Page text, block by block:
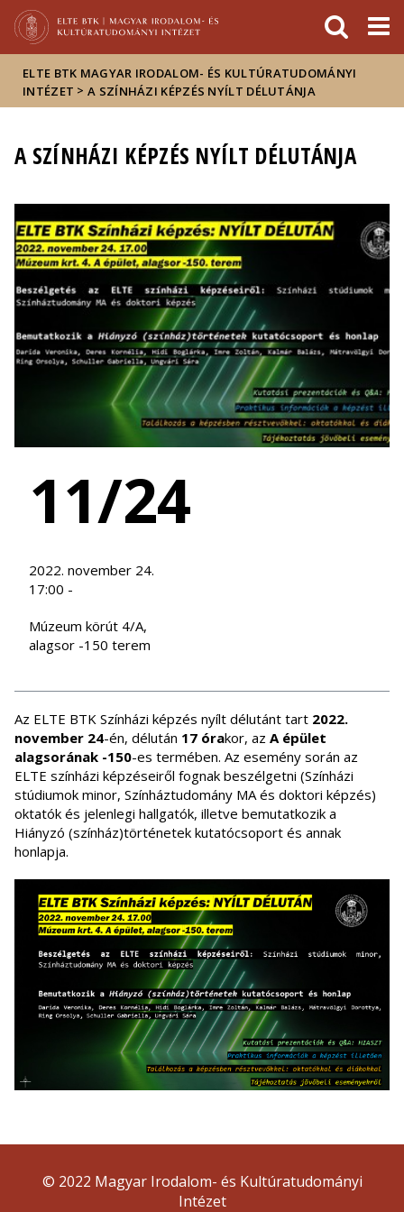
Hírek
Események
ELTE a
sajtóban
ELTE BTK MAGYAR IRODALOM- ÉS KULTÚRATUDOMÁNYI
INTÉZET > A SZÍNHÁZI KÉPZÉS NYÍLT DÉLUTÁNJA
A SZÍNHÁZI KÉPZÉS NYÍLT DÉLUTÁNJA
11/24
2022. november 24.
17:00 -
Múzeum körút 4/A,
alagsor -150 terem
Az ELTE BTK Színházi képzés nyílt délutánt tart 2022.
november 24-én, délután 17 órakor, az A épület
alagsorának -150-es termében. Az esemény során az
ELTE színházi képzéseiről fognak beszélgetni (Színházi
stúdiumok minor, Színháztudomány MA és doktori képzés)
oktatók és jelenlegi hallgatók, illetve bemutatkozik a
Hiányzó (színház)történetek kutatócsoport és annak
honlapja.
© 2022 Magyar Irodalom- és Kultúratudományi
Intézet